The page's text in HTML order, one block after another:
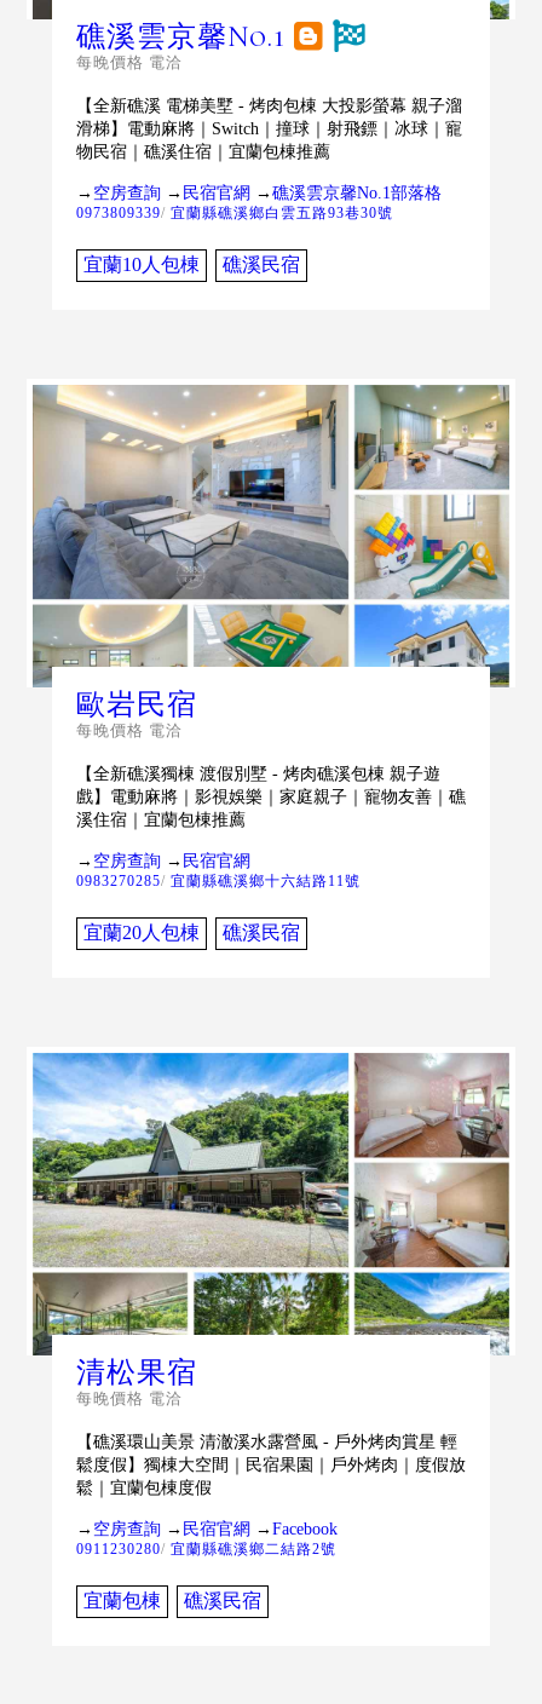
礁溪雲京馨No.1
每晚價格 電洽
【全新礁溪 電梯美墅 - 烤肉包棟 大投影螢幕 親子溜
滑梯】電動麻將｜Switch｜撞球｜射飛鏢｜冰球｜寵
物民宿｜礁溪住宿｜宜蘭包棟推薦
→ 空房查詢→ 民宿官網 →礁溪雲京馨No.1部落格
0973809339/ 宜蘭縣礁溪鄉白雲五路93巷30號
宜蘭10人包棟 礁溪民宿
歐岩民宿
每晚價格 電洽
【全新礁溪獨棟 渡假別墅 - 烤肉礁溪包棟 親子遊
戲】電動麻將｜影視娛樂｜家庭親子｜寵物友善｜礁
溪住宿｜宜蘭包棟推薦
→ 空房查詢→ 民宿官網
0983270285/ 宜蘭縣礁溪鄉十六結路11號
宜蘭20人包棟 礁溪民宿
清松果宿
每晚價格 電洽
【礁溪環山美景 清澈溪水露營風 - 戶外烤肉賞星 輕
鬆度假】獨棟大空間｜民宿果園｜戶外烤肉｜度假放
鬆｜宜蘭包棟度假
→ 空房查詢→ 民宿官網 →Facebook
0911230280/ 宜蘭縣礁溪鄉二結路2號
宜蘭包棟 礁溪民宿